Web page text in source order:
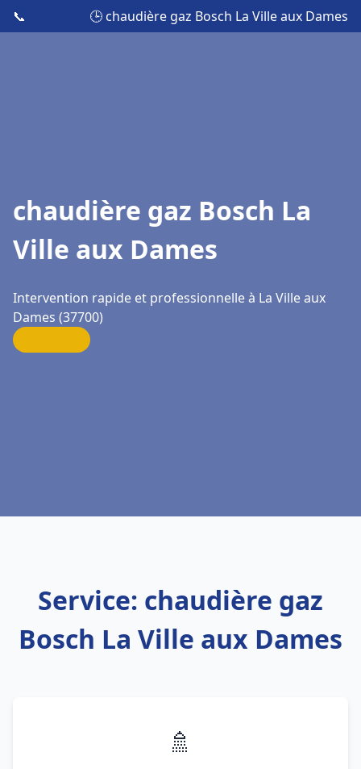
📞 🕒 chaudière gaz Bosch La Ville aux Dames
chaudière gaz Bosch La
Ville aux Dames
Intervention rapide et professionnelle à La Ville aux
Dames (37700)
Service: chaudière gaz
Bosch La Ville aux Dames
🚿